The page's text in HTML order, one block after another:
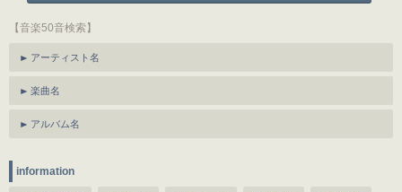
【音楽50音検索】
アーティスト名
楽曲名
アルバム名
information